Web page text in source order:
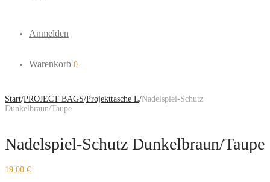
Anmelden
Warenkorb 0
Start/PROJECT BAGS/Projekttasche L/Nadelspiel-Schutz
Dunkelbraun/Taupe
Nadelspiel-Schutz Dunkelbraun/Taupe
19,00 €